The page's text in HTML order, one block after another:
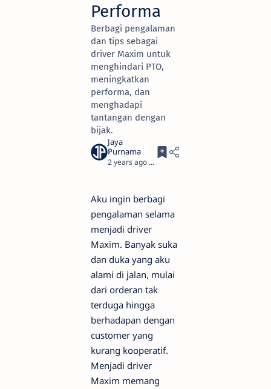
Performa
Berbagi pengalaman
dan tips sebagai
driver Maxim untuk
menghindari PTO,
meningkatkan
performa, dan
menghadapi
tantangan dengan
bijak.
2 years ago 3
Aku ingin berbagi
pengalaman selama
menjadi driver
Maxim. Banyak suka
dan duka yang aku
alami di jalan, mulai
dari orderan tak
terduga hingga
berhadapan dengan
customer yang
kurang kooperatif.
Menjadi driver
Maxim memang